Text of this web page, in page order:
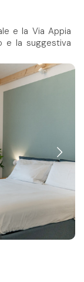
e la Via Appia
e la suggestiva